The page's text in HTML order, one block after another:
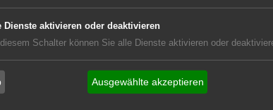
Pflege
Lene"
Dienste aktivieren oder deaktivieren
Schalter können Sie alle Dienste aktivieren oder
Ausgewählte akzeptieren